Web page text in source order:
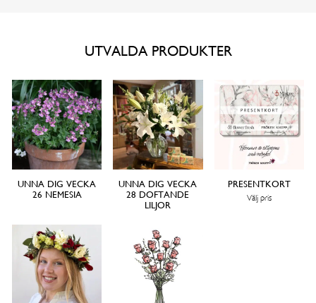
UTVALDA PRODUKTER
UNNA DIG VECKA
26 NEMESIA
UNNA DIG VECKA
28 DOFTANDE
LILJOR
PRESENTKORT
Välj pris